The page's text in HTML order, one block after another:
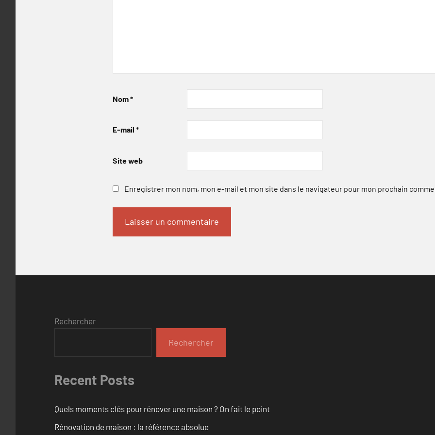
Nom*
E-mail *
Site web
Enregistrer mon nom, mon e-mail et mon site dans le navigateur pour mon prochain
Rechercher
Rechercher
Recent Posts
Quels moments clés pour rénover une maison ? On fait le point
Rénovation de maison : la référence absolue